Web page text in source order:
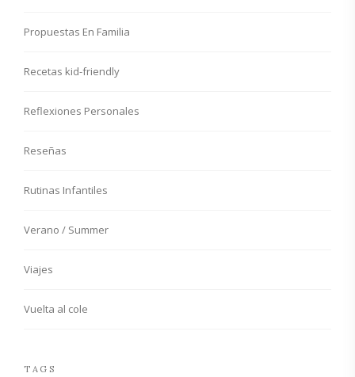
Propuestas En Familia
Recetas kid-friendly
Reflexiones Personales
Reseñas
Rutinas Infantiles
Verano / Summer
Viajes
Vuelta al cole
TAGS